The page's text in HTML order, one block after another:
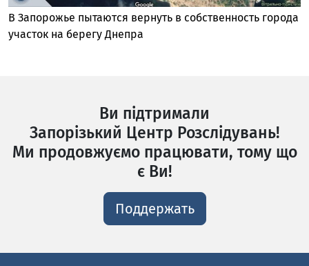
В Запорожье пытаются вернуть в собственность города
участок на берегу Днепра
Ви підтримали
Запорізький Центр Розслідувань!
Ми продовжуємо працювати, тому що
є Ви!
Поддержать